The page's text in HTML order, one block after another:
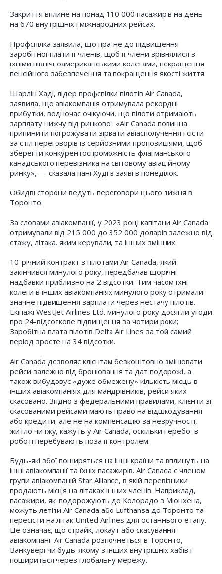
Закриття вплине на понад 110 000 пасажирів на день
на 670 внутрішніх і міжнародних рейсах.
Профспілка заявила, що прагне до підвищення
заробітної плати її членів, щоб її члени зрівнялися з
їхніми північноамериканськими колегами, покращення
пенсійного забезпечення та покращення якості життя.
Шарлін Хаді, лідер профспілки пілотів Air Canada,
заявила, що авіакомпанія отримувала рекордні
прибутки, водночас очікуючи, що пілоти отримають
зарплату нижчу від ринкової. «Air Canada повинна
припинити погрожувати зірвати авіасполучення і сісти
за стіл переговорів із серйозними пропозиціями, щоб
зберегти конкурентоспроможність флагманського
канадського перевізника на світовому авіаційному
ринку», — сказала пані Худі в заяві в понеділок.
Обидві сторони ведуть переговори цього тижня в
Торонто.
За словами авіакомпанії, у 2023 році капітани Air Canada
отримували від 215 000 до 352 000 доларів залежно від
стажу, літака, яким керували, та інших змінних.
10-річний контракт з пілотами Air Canada, який
закінчився минулого року, передбачав щорічні
надбавки приблизно на 2 відсотки. Тим часом їхні
колеги в інших авіакомпаніях минулого року отримали
значне підвищення зарплати через нестачу пілотів.
Екіпажі WestJet Airlines Ltd. минулого року досягли угоди
про 24-відсоткове підвищення за чотири роки;
Заробітна плата пілотів Delta Air Lines за той самий
період зросте на 34 відсотки.
Air Canada дозволяє клієнтам безкоштовно змінювати
рейси залежно від бронювання та дат подорожі, а
також вибудовує «дуже обмежену» кількість місць в
інших авіакомпаніях для мандрівників, рейси яких
скасовано. Згідно з федеральними правилами, клієнти зі
скасованими рейсами мають право на відшкодування
або кредити, але не на компенсацію за незручності,
житло чи їжу, кажуть у Air Canada, оскільки перебої в
роботі перебувають поза її контролем.
Будь-які збої поширяться на інші країни та вплинуть на
інші авіакомпанії та їхніх пасажирів. Air Canada є членом
групи авіакомпаній Star Alliance, в якій перевізники
продають місця на літаках інших членів. Наприклад,
пасажири, які подорожують до Колорадо з Мюнхена,
можуть летіти Air Canada або Lufthansa до Торонто та
пересісти на літак United Airlines для останнього етапу.
Це означає, що страйк, локаут або скасування
авіакомпанії Air Canada розпочнеться в Торонто,
Ванкувері чи будь-якому з інших внутрішніх хабів і
пошириться через глобальну мережу.